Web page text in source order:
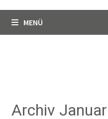
MENÜ
Archiv